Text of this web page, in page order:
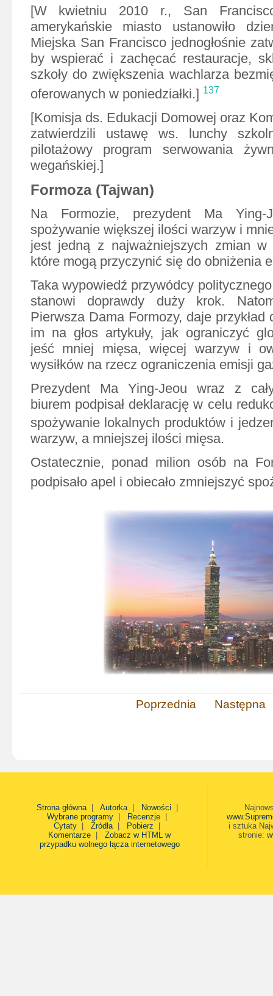
[W kwietniu 2010 r., San
amerykańskie miasto ustanowiło
Miejska San Francisco jednogłośnie
by wspierać i zachęcać restauracje,
szkoły do zwiększenia wachlarza
oferowanych w poniedziałki.] 137
[Komisja ds. Edukacji Domowej oraz
zatwierdzili ustawę ws. lunchy
pilotażowy program serwowania
wegańskiej.]
Formoza (Tajwan)
Na Formozie, prezydent Ma Ying-
spożywanie większej ilości warzyw i
jest jedną z najważniejszych zmian
które mogą przyczynić się do obniżenia
Taka wypowiedź przywódcy
stanowi doprawdy duży krok.
Pierwsza Dama Formozy, daje przykład
im na głos artykuły, jak ograniczyć
jeść mniej mięsa, więcej warzyw i
wysiłków na rzecz ograniczenia emisji
Prezydent Ma Ying-Jeou wraz z
biurem podpisał deklarację w celu
spożywanie lokalnych produktów i
warzyw, a mniejszej ilości mięsa.
Ostatecznie, ponad milion osób na
podpisało apel i obiecało zmniejszyć
Poprzednia Następna
Strona główna| Autorka| Nowości
Wybrane programy
Recenzje
Cytaty
Źródła| Pobierz
Komentarze
Zobacz w HTML w
przypadku wolnego łącza internetowego
i sztuka
stronie: